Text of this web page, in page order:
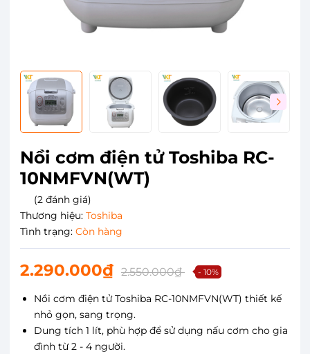
Nồi cơm điện tử Toshiba RC-
10NMFVN(WT)
(2 đánh giá)
Thương hiệu: Toshiba
Tình trạng: Còn hàng
2.290.000₫ 2.550.000₫ - 10%
Nồi cơm điện tử Toshiba RC-10NMFVN(WT) thiết kế
nhỏ gọn, sang trọng.
Dung tích 1 lít, phù hợp để sử dụng nấu cơm cho gia
đình từ 2 - 4 người.